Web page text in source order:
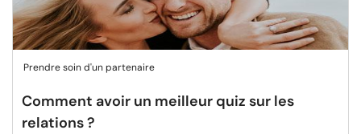
Prendre soin d'un partenaire
Comment avoir un meilleur quiz sur les
relations ?